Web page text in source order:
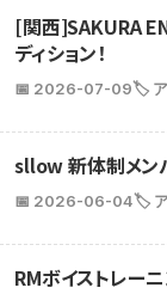
[関西]SAKURA
ディション！
📅 2026-07-09🏷️ ア
sllow 新体制メン
📅 2026-06-04🏷️ ア
RMボイストレー